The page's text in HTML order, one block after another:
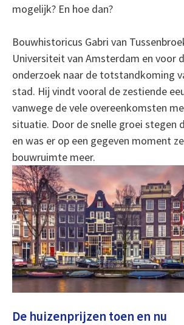
mogelijk? En hoe dan?
Bouwhistoricus Gabri van
Universiteit van Amsterdam en voor
onderzoek naar de totstandkoming
stad. Hij vindt vooral de zestiende
vanwege de vele overeenkomsten
situatie. Door de snelle groei stegen
en was er op een gegeven moment
bouwruimte meer.
De huizenprijzen toen en nu